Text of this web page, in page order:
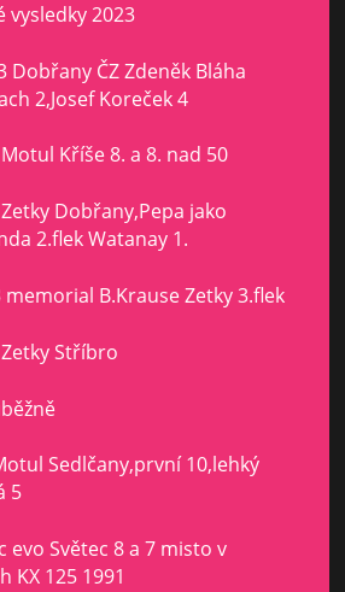
vysledky 2023
Dobřany ČZ Zdeněk Bláha
2,Josef Koreček 4
Kříše 8. a 8. nad 50
Dobřany,Pepa jako
2.flek Watanay 1.
memorial B.Krause Zetky 3.flek
Stříbro
Sedlčany,první 10,lehký
5
evo Světec 8 a 7 misto v
KX 125 1991